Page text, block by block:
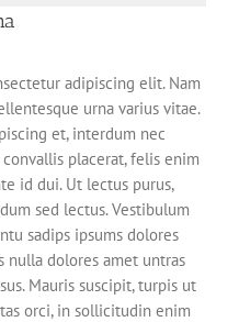
adipiscing elit. Nam
urna varius vitae.
et, interdum nec
placerat, felis enim
id dui. Ut lectus purus,
sed lectus. Vestibulum
sadips ipsums dolores
nulla dolores amet untras
Mauris suscipit, turpis ut
orci, in sollicitudin enim